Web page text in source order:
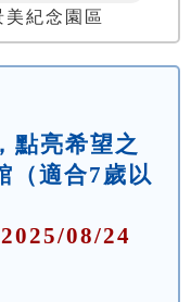
紀念園區
點亮希望之
（適合7歲以
08/24